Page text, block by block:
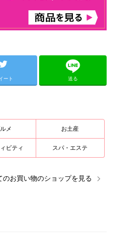
ート 送る
メ お土産
ビティ スパ・エステ
のお買い物のショップを見る